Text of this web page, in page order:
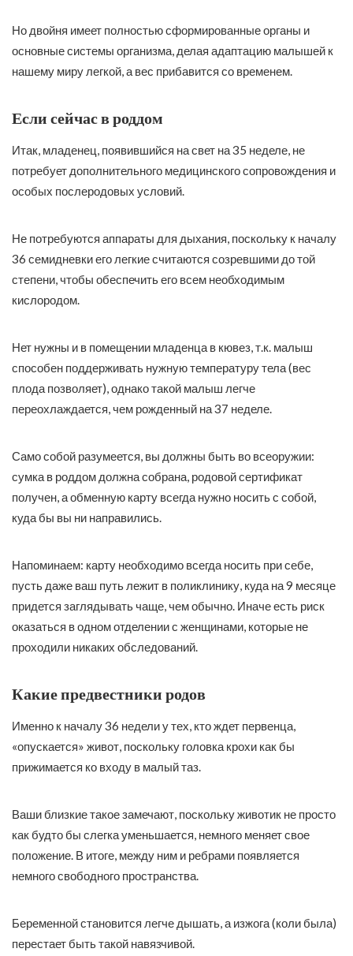
Но двойня имеет полностью сформированные органы и
основные системы организма, делая адаптацию малышей к
нашему миру легкой, а вес прибавится со временем.
Если сейчас в роддом
Итак, младенец, появившийся на свет на 35 неделе, не
потребует дополнительного медицинского сопровождения и
особых послеродовых условий.
Не потребуются аппараты для дыхания, поскольку к началу
36 семидневки его легкие считаются созревшими до той
степени, чтобы обеспечить его всем необходимым
кислородом.
Нет нужны и в помещении младенца в кювез, т.к. малыш
способен поддерживать нужную температуру тела (вес
плода позволяет), однако такой малыш легче
переохлаждается, чем рожденный на 37 неделе.
Само собой разумеется, вы должны быть во всеоружии:
сумка в роддом должна собрана, родовой сертификат
получен, а обменную карту всегда нужно носить с собой,
куда бы вы ни направились.
Напоминаем: карту необходимо всегда носить при себе,
пусть даже ваш путь лежит в поликлинику, куда на 9 месяце
придется заглядывать чаще, чем обычно. Иначе есть риск
оказаться в одном отделении с женщинами, которые не
проходили никаких обследований.
Какие предвестники родов
Именно к началу 36 недели у тех, кто ждет первенца,
«опускается» живот, поскольку головка крохи как бы
прижимается ко входу в малый таз.
Ваши близкие такое замечают, поскольку животик не просто
как будто бы слегка уменьшается, немного меняет свое
положение. В итоге, между ним и ребрами появляется
немного свободного пространства.
Беременной становится легче дышать, а изжога (коли была)
перестает быть такой навязчивой.